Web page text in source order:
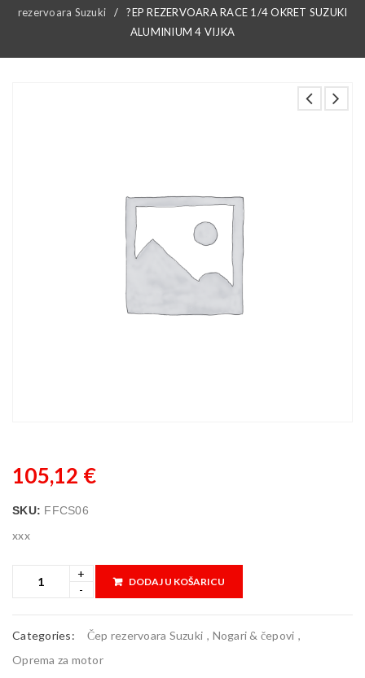
rezervoara Suzuki
/
?EP REZERVOARA RACE 1/4 OKRET SUZUKI
ALUMINIUM 4 VIJKA
105,12 €
SKU: FFCS06
xxx
DODAJ U KOŠARICU
Categories: Čep rezervoara Suzuki , Nogari & čepovi ,
Oprema za motor